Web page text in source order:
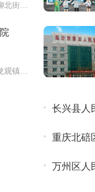
北京市朝阳区双柳北街1号院14号
北京市昌平区回龙观镇南店北路
长兴县人
重庆北碚
万州区人